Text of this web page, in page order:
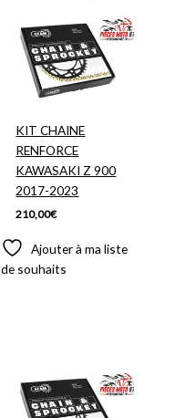
KIT CHAINE
RENFORCE
KAWASAKI Z 900
2017-2023
210,00€
Ajouter à ma liste
de souhaits